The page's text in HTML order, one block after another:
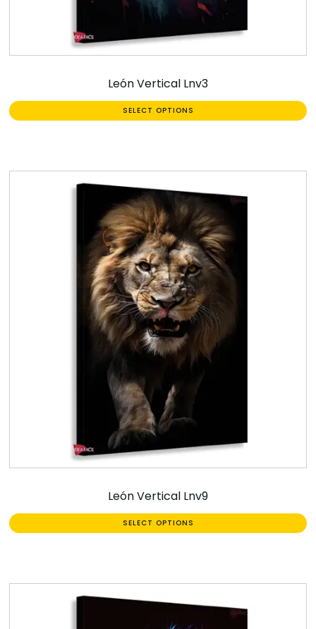
León Vertical Lnv3
SELECT OPTIONS
León Vertical Lnv9
SELECT OPTIONS